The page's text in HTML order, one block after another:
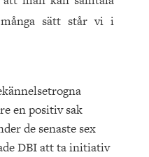
sätt står vi i
en positiv sak
de senaste sex
DBI att ta initiativ